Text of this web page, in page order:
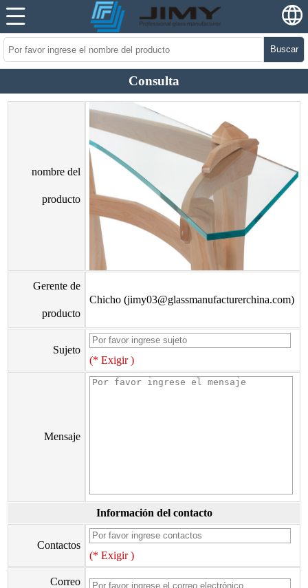
Buscar
Consulta
nombre del
producto
Gerente de
producto
Chicho (jimy03@glassmanufacturerchina.com)
Sujeto
(* Exigir )
Mensaje
Información del contacto
Contactos
(* Exigir )
Correo